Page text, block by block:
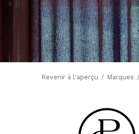
Revenir à l'aperçu Marques